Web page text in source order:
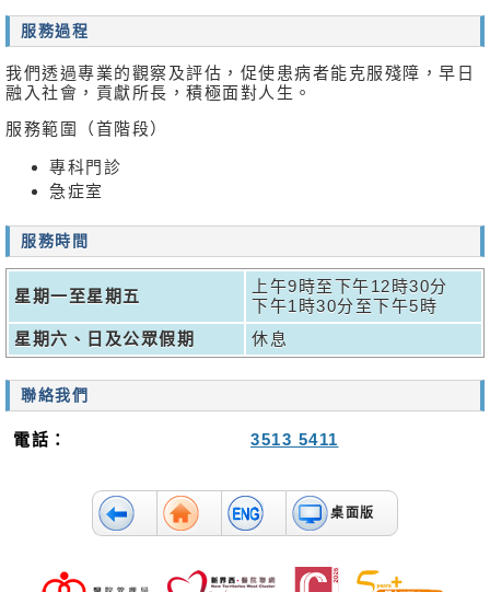
責
聲
無
障
聲
明
職
員
專
用
服務過程
我們透過專業的觀察及評估，促使患病者能克服殘障，早日
融入社會，貢獻所長，積極面對人生。
服務範圍（首階段）
專科門診
急症室
服務時間
星期一至星期五
上午9時至下午12時30分
下午1時30分至下午5時
星期六、日及公眾假期
休息
聯絡我們
電話： 3513 5411
桌面版